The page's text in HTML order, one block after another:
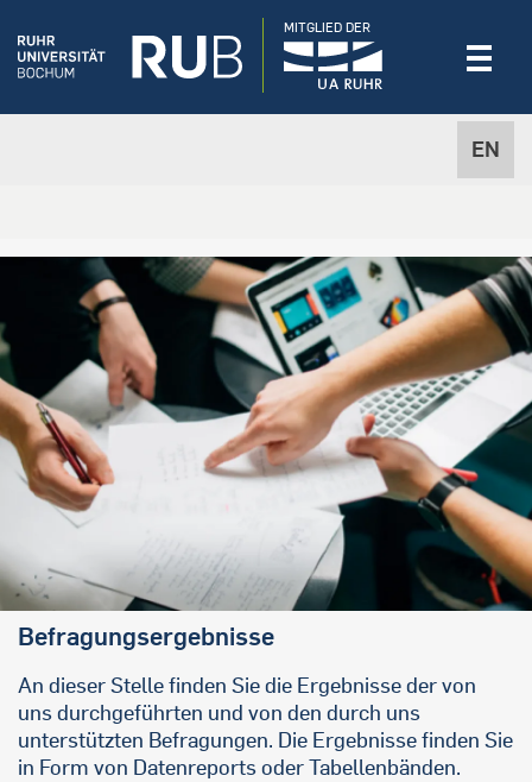
EN
MITGLIED DER
Befragungsergebnisse
An dieser Stelle finden Sie die Ergebnisse der von
uns durchgeführten und von den durch uns
unterstützten Befragungen. Die Ergebnisse finden Sie
in Form von Datenreports oder Tabellenbänden.